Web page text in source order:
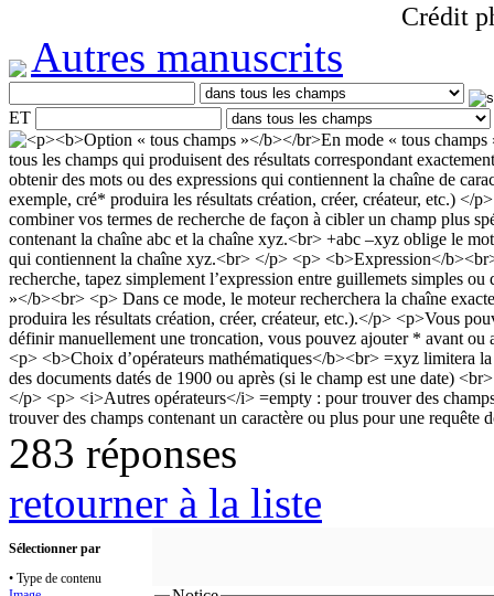
Crédit
Autres manuscrits
ET
283 réponses
retourner à la liste
Sélectionner par
• Type de contenu